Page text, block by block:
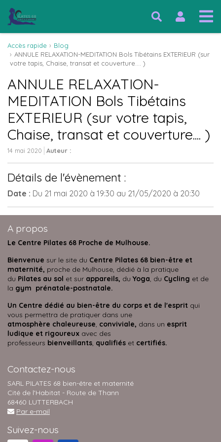
Accès rapide
Blog
ANNULE RELAXATION-MEDITATION Bols Tibétains EXTERIEUR (sur
votre tapis, Chaise, transat et couverture.... )
ANNULE RELAXATION-
MEDITATION Bols Tibétains
EXTERIEUR (sur votre tapis,
Chaise, transat et couverture.... )
14 mai 2020 Auteur :
Détails de l'évènement :
Date : Du 21 mai 2020 à 19:30 au 21/05/2020 à 20:30
A propos
Le Centre Pilates 68 Proche de Mulhouse.
Bienvenue sur le site du Centre Pilates 68 bien-être et
maternité, proche de Mulhouse, dédié à la pratique
du Pilates au sol et sur appareils, du Yoga, du Cycling et de
la gym prénatale-postnatale.
Un Centre dédié au bien-être du corps et de l'esprit qui
vous permettra de pratiquer dans une
atmosphère chaleureuse, conviviale, dans un esprit
ludique et rigoureux avec des
professeurs bienveillants, qualifiés et certifiés.
Contactez-nous
SARL PILATES 68 bien-être et maternité
Cité de l'Habitat - Route de Thann
68460 LUTTERBACH
Par e-mail
Suivez-nous